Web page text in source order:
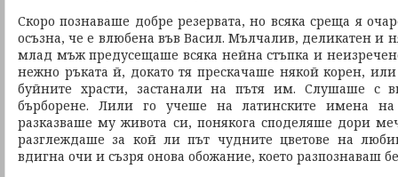
Скоро познаваше добре резервата, но всяка среща я
осъзна, че е влюбена във Васил. Мълчалив, деликатен и
млад мъж предусещаше всяка нейна стъпка и
нежно ръката й, докато тя прескачаше някой корен,
буйните храсти, застанали на пътя им. Слушаше с
бърборене. Лили го учеше на латинските имена на
разказваше му живота си, понякога споделяше дори
разглеждаше за кой ли път чудните цветове на
вдигна очи и съзря онова обожание, което разпознаваш